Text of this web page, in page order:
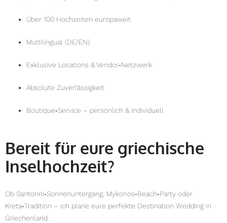
Über 100 Hochzeiten europaweit
Multilingual (DE/EN)
Exklusive Locations & Vendor‑Netzwerk
Absolute Zuverlässigkeit
Boutique‑Service – persönlich & individuell
Bereit für eure griechische
Inselhochzeit?
Ob Santorini‑Sonnenuntergang, Mykonos‑Beach‑Party oder
Kreta‑Tradition – ich plane eure perfekte Destination Wedding in
Griechenland.